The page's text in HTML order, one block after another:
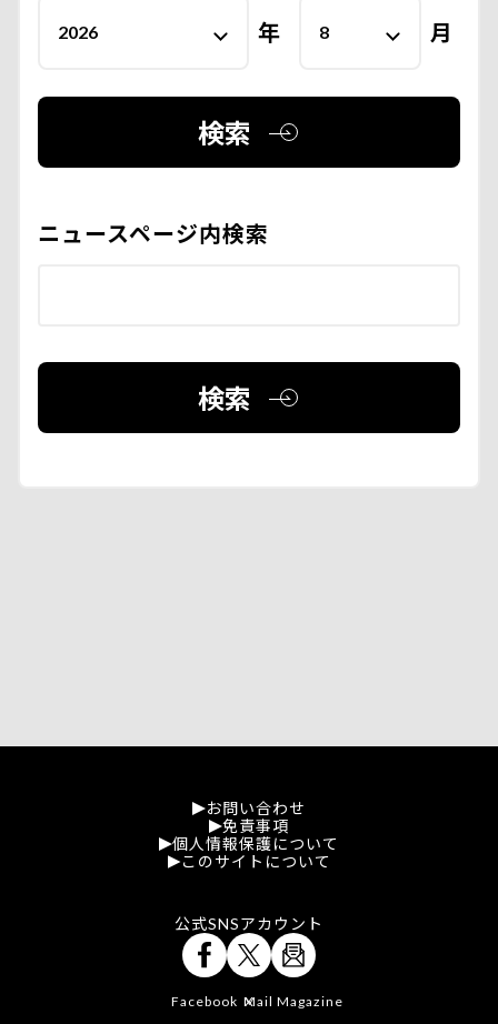
年 月
検索
ニュースページ内検索
検索
お問い合わせ
免責事項
個人情報保護について
このサイトについて
公式SNSアカウント
Facebook X
Mail Magazine